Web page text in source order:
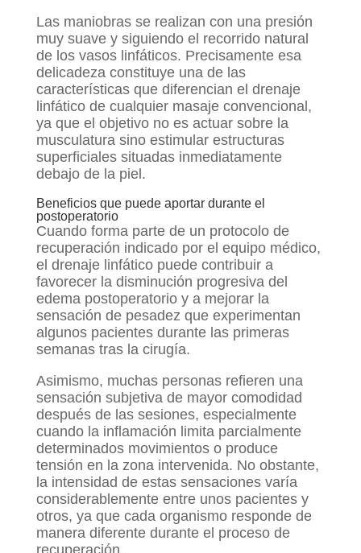
Las maniobras se realizan con una presión
muy suave y siguiendo el recorrido natural
de los vasos linfáticos. Precisamente esa
delicadeza constituye una de las
características que diferencian el drenaje
linfático de cualquier masaje convencional,
ya que el objetivo no es actuar sobre la
musculatura sino estimular estructuras
superficiales situadas inmediatamente
debajo de la piel.
Beneficios que puede aportar durante el
postoperatorio
Cuando forma parte de un protocolo de
recuperación indicado por el equipo médico,
el drenaje linfático puede contribuir a
favorecer la disminución progresiva del
edema postoperatorio y a mejorar la
sensación de pesadez que experimentan
algunos pacientes durante las primeras
semanas tras la cirugía.
Asimismo, muchas personas refieren una
sensación subjetiva de mayor comodidad
después de las sesiones, especialmente
cuando la inflamación limita parcialmente
determinados movimientos o produce
tensión en la zona intervenida. No obstante,
la intensidad de estas sensaciones varía
considerablemente entre unos pacientes y
otros, ya que cada organismo responde de
manera diferente durante el proceso de